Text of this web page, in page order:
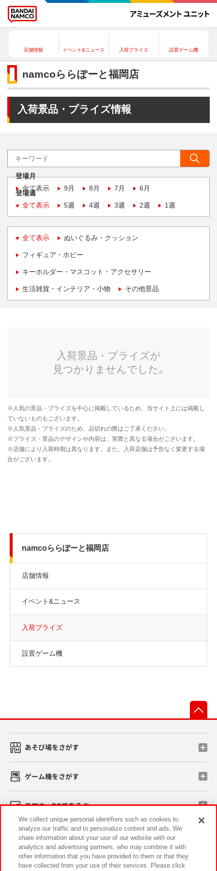
店舗情報 イベント&ニュース 入荷プライズ 設置ゲーム機
namcoららぽーと福岡店
入荷景品・プライズ情報
登場月
全て表示
9月 8月 7月 6月
登場週
全て表示
5週 4週 3週 2週 1週
全て表示 ぬいぐるみ・クッション
フィギュア・ホビー
キーホルダー・マスコット・アクセサリー
生活雑貨・インテリア・小物 その他景品
namcoららぽーと福岡店
店舗情報
イベント&ニュース
入荷プライズ
設置ゲーム機
あそび場をさがす
ゲーム機をさがす
スマホ・PCであそぶ
イベント・キャンペーン
We collect unique personal identifiers such as cookies to
analyze our traffic and to personalize content and ads. We
share information about your use of our website with our
analytics and advertising partners, who may combine it with
other information that you have provided to them or that they
have collected from your use of their services. Please click